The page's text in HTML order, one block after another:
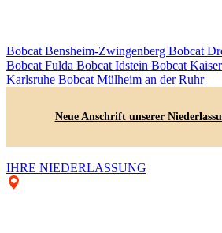
Bobcat Bensheim-Zwingenberg Bobcat
Bobcat Fulda Bobcat Idstein Bobcat
Karlsruhe Bobcat Mülheim an der Ruhr
Neue Anschrift unserer
IHRE NIEDERLASSUNG